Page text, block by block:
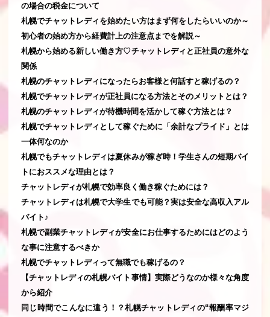
の場合の税金について
札幌でチャットレディを始めたい方はまず何をしたらいいのか～
初心者の始め方から経費計上の注意点までを解説～
札幌から始める新しい働き方♡チャットレディと正社員の意外な
関係
札幌のチャットレディになったらお客様と何話すと稼げるの？
札幌でチャットレディが正社員になる方法とそのメリットとは？
札幌のチャットレディが待機時間を活かして稼ぐ方法とは？
札幌でチャットレディとして稼ぐために「余計なプライド」とは
一体何なのか
札幌でもチャットレディは夏休みが稼ぎ時！学生さんの短期バイ
トにおススメな理由とは？
チャットレディが札幌で効率良く働き稼ぐためには？
チャットレディは札幌で大学生でも可能？実は安全な高収入アル
バイト♪
札幌で副業チャットレディが安全にお仕事するためにはどのよう
な事に注意するべきか
札幌でチャットレディって無職でも稼げるの？
【チャットレディの札幌バイト事情】実際どうなのか様々な角度
から紹介
同じ時間でこんなに違う！？札幌チャットレディの“報酬率マジ